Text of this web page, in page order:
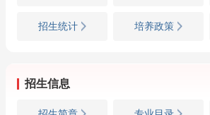
招生统计 培养政策
招生信息